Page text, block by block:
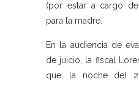
(por estar a cargo
para la madre.
En la audiencia de
de juicio, la fiscal
que, la noche del